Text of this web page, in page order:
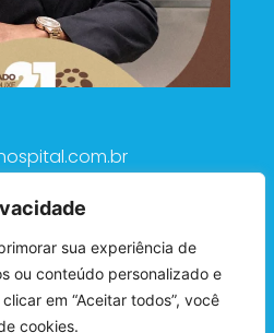
sua experiência de
ou conteúdo personalizado e
em “Aceitar todos”, você
cookies.
G. Dantas Fontes, 44